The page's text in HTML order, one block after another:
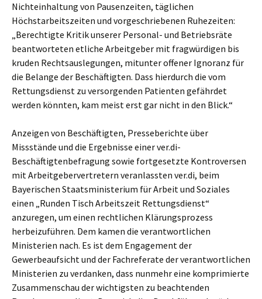
Nichteinhaltung von Pausenzeiten, täglichen
Höchstarbeitszeiten und vorgeschriebenen Ruhezeiten:
„Berechtigte Kritik unserer Personal- und Betriebsräte
beantworteten etliche Arbeitgeber mit fragwürdigen bis
kruden Rechtsauslegungen, mitunter offener Ignoranz für
die Belange der Beschäftigten. Dass hierdurch die vom
Rettungsdienst zu versorgenden Patienten gefährdet
werden könnten, kam meist erst gar nicht in den Blick.“
Anzeigen von Beschäftigten, Presseberichte über
Missstände und die Ergebnisse einer ver.di-
Beschäftigtenbefragung sowie fortgesetzte Kontroversen
mit Arbeitgebervertretern veranlassten ver.di, beim
Bayerischen Staatsministerium für Arbeit und Soziales
einen „Runden Tisch Arbeitszeit Rettungsdienst“
anzuregen, um einen rechtlichen Klärungsprozess
herbeizuführen. Dem kamen die verantwortlichen
Ministerien nach. Es ist dem Engagement der
Gewerbeaufsicht und der Fachreferate der verantwortlichen
Ministerien zu verdanken, dass nunmehr eine komprimierte
Zusammenschau der wichtigsten zu beachtenden